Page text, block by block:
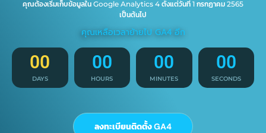
คุณต้องเริ่มเก็บข้อมูลใน Google Analytics 4 ตั้งแต่วันที่ 1 กรกฏาคม 2565
เป็นต้นไป
คุณเหลือเวลาย้ายไป GA4 อีก
00
DAYS
00
HOURS
00
MINUTES
00
SECONDS
ลงทะเบียนติดตั้ง GA4